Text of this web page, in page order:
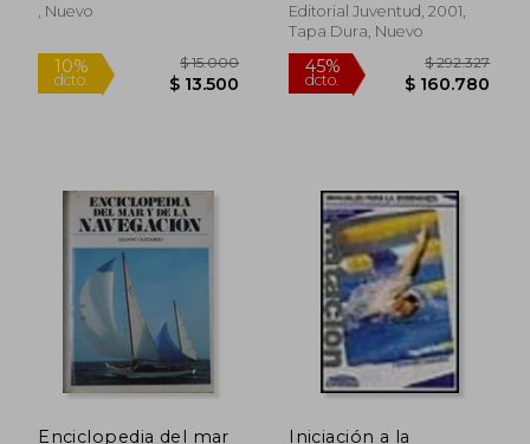
, Nuevo
10%
$ 13.500
Editorial Juventud, 2001,
Tapa Dura, Nuevo
45%
dcto. $
Enciclopedia del mar
Iniciación a la